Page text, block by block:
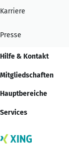
Karriere
Presse
Hilfe & Kontakt
Mitgliedschaften
Hauptbereiche
Services